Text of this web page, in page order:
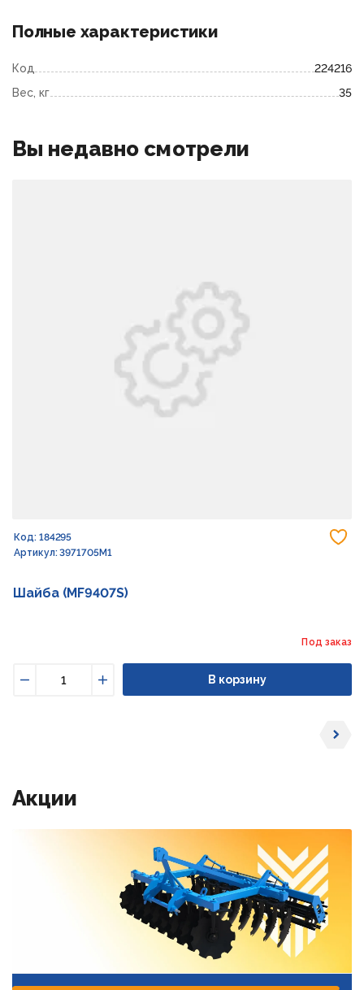
Полные характеристики
Код
224216
Вес, кг
35
Вы недавно смотрели
Код: 184295
Артикул: 3971705M1
Шайба (MF9407S)
Под заказ
Увеличить
В корзину
Акции